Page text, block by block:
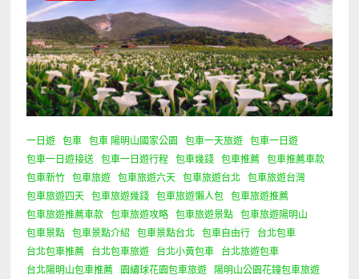
一日遊 包車 包車 陽明山國家公園 包車一天旅遊
包車一日遊
包車一日遊接送
包車一日遊行程 包車幾錢 包車推薦
包車推薦車款
包車新竹
包車旅遊 包車旅遊六天 包車旅遊台北
包車旅遊台灣
包車旅遊四天
包車旅遊幾錢 包車旅遊懶人包
包車旅遊推薦
包車旅遊推薦車款
包車旅遊攻略 包車旅遊景點
包車旅遊陽明山
包車景點
包車景點介紹 包車景點台北 包車自由行
台北包車
台北包車推薦
台北包車旅遊 台北小黃包車
台北旅遊包車
台北陽明山包車推薦
園繡球花園包車旅遊
陽明山公園花鐘包車旅遊